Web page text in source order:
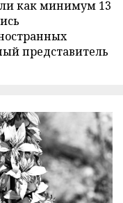
как минимум 13
представитель